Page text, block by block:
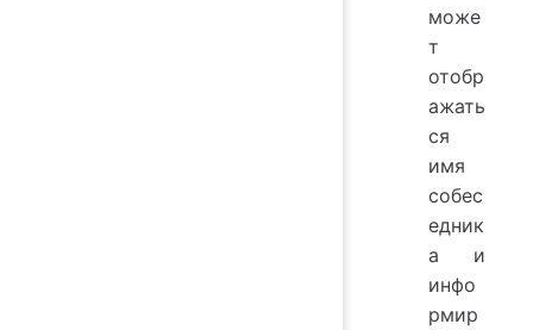
може
т
отобр
ажать
ся
имя
собес
едник
а и
инфо
рмир